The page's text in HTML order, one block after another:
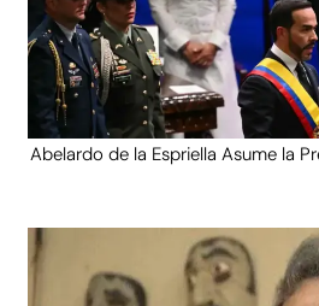
Abelardo de la Espriella Asume la